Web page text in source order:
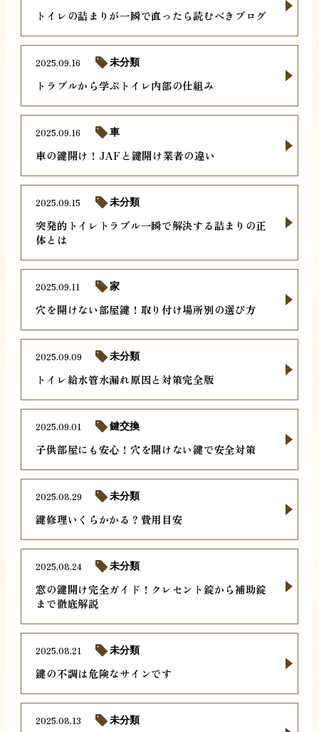
トイレの詰まりが一瞬で直ったら読むべきブログ
トラブルから学ぶトイレ内部の仕組み
2025.09.16 未分類
車の鍵開け！JAFと鍵開け業者の違い
2025.09.16 車
突発的トイレトラブル一瞬で解決する詰まりの正
体とは
2025.09.15 未分類
穴を開けない部屋鍵！取り付け場所別の選び方
2025.09.11 家
トイレ給水管水漏れ原因と対策完全版
2025.09.09 未分類
子供部屋にも安心！穴を開けない鍵で安全対策
2025.09.01 鍵交換
鍵修理いくらかかる？費用目安
2025.08.29 未分類
窓の鍵開け完全ガイド！クレセント錠から補助錠
まで徹底解説
2025.08.24 未分類
鍵の不調は危険なサインです
2025.08.21 未分類
2025.08.13 未分類